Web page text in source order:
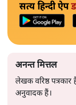
सत्य हिन्दी ऐप
अनन्त मित्तल
लेखक वरिष्ठ
अनुवादक हैं।